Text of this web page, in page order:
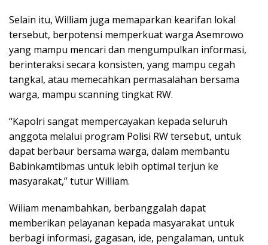
Selain itu, William juga memaparkan kearifan lokal
tersebut, berpotensi memperkuat warga Asemrowo
yang mampu mencari dan mengumpulkan informasi,
berinteraksi secara konsisten, yang mampu cegah
tangkal, atau memecahkan permasalahan bersama
warga, mampu scanning tingkat RW.
“Kapolri sangat mempercayakan kepada seluruh
anggota melalui program Polisi RW tersebut, untuk
dapat berbaur bersama warga, dalam membantu
Babinkamtibmas untuk lebih optimal terjun ke
masyarakat,” tutur William.
Wiliam menambahkan, berbanggalah dapat
memberikan pelayanan kepada masyarakat untuk
berbagi informasi, gagasan, ide, pengalaman, untuk